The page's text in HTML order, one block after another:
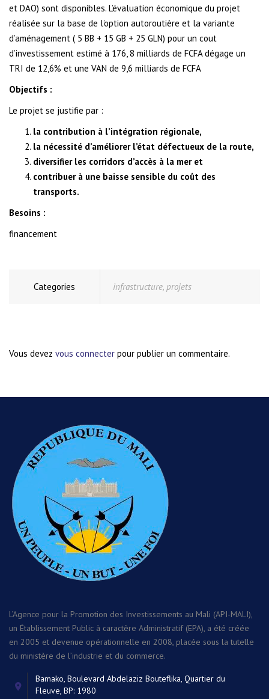
et DAO) sont disponibles. L’évaluation économique du projet
réalisée sur la base de l’option autoroutière et la variante
d’aménagement ( 5 BB + 15 GB + 25 GLN) pour un cout
d’investissement estimé à 176, 8 milliards de FCFA dégage un
TRI de 12,6% et une VAN de 9,6 milliards de FCFA
Objectifs :
Le projet se justifie par :
la contribution à l’intégration régionale,
la nécessité d’améliorer l’état défectueux de la route,
diversifier les corridors d’accès à la mer et
contribuer à une baisse sensible du coût des
transports.
Besoins :
financement
Categories infrastructure, projets
Vous devez vous connecter pour publier un commentaire.
L’Agence pour la Promotion des Investissements au Mali (API-MALI),
un Établissement Public à caractère Administratif (EPA), a été créée
en 2005 et devenue opérationnelle en 2008, placée sous la tutelle
du ministère de l’industrie et du commerce.
Bamako, Boulevard Abdelaziz Bouteflika, Quartier du
Fleuve, BP: 1980